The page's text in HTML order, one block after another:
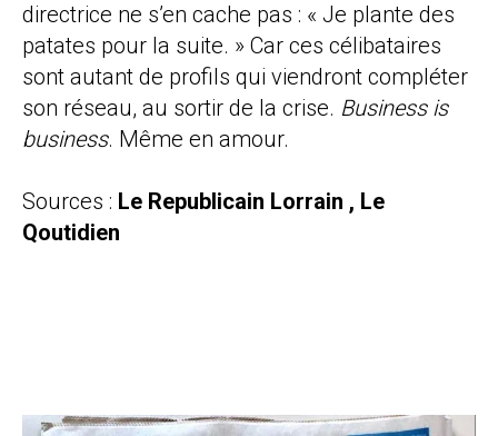
directrice ne s’en cache pas : « Je plante des
patates pour la suite. » Car ces célibataires
sont autant de profils qui viendront compléter
son réseau, au sortir de la crise. Business is
business. Même en amour.
Sources : Le Republicain Lorrain , Le
Qoutidien